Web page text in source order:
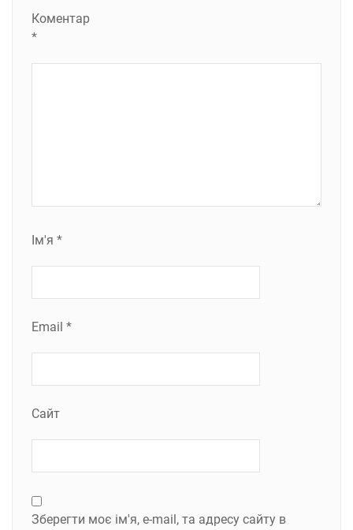
Коментар
*
Ім'я *
Email *
Сайт
Зберегти моє ім'я, e-mail, та адресу сайту в